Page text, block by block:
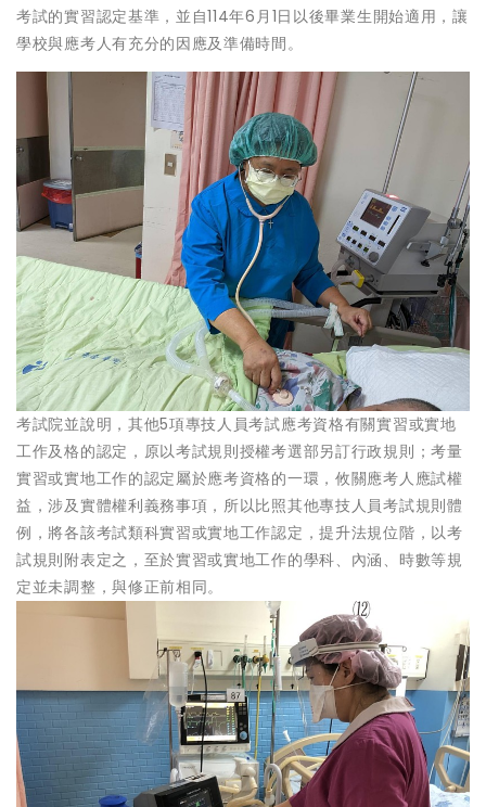
考試的實習認定基準，並自114年6月1日以後畢業生開始適用，讓
學校與應考人有充分的因應及準備時間。
考試院並說明，其他5項專技人員考試應考資格有關實習或實地
工作及格的認定，原以考試規則授權考選部另訂行政規則；考量
實習或實地工作的認定屬於應考資格的一環，攸關應考人應試權
益，涉及實體權利義務事項，所以比照其他專技人員考試規則體
例，將各該考試類科實習或實地工作認定，提升法規位階，以考
試規則附表定之，至於實習或實地工作的學科、內涵、時數等規
定並未調整，與修正前相同。